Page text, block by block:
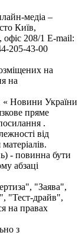
медіа –
Київ,
208/1 E-mail:
205-43-00
на
на
« Новини України
пряме
.
від
- повинна бути
абзаці
"Заява",
"Тест-драйв",
на правах
з